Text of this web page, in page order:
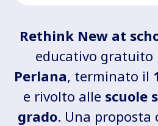
Rethink New at
educativo gratuito
Perlana, terminato il
e rivolto alle scuole
grado. Una proposta